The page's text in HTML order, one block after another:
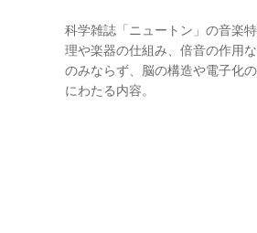
科学雑誌「ニュートン」の音楽
理や楽器の仕組み、倍音の作用
のみならず、脳の構造や電子化
にわたる内容。